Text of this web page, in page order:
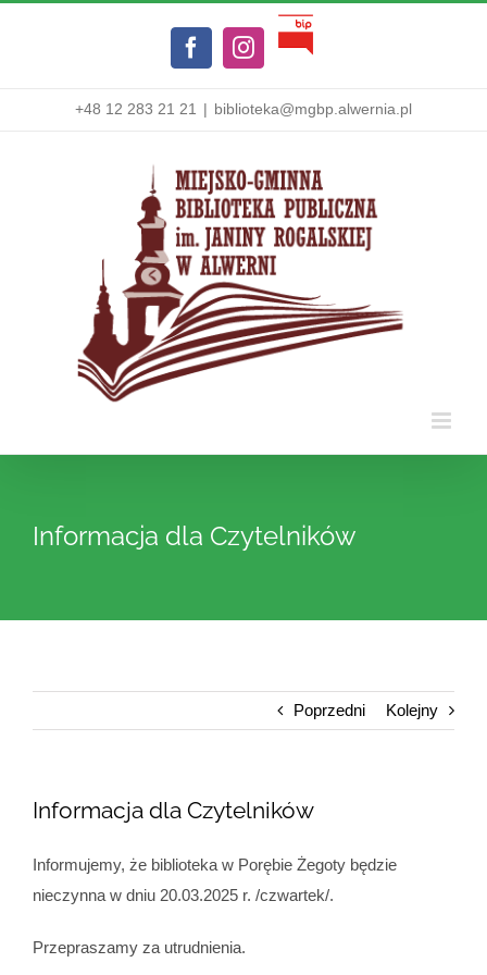
FacebookInstagram
Biuletyn
+48 12 283 21 21 | biblioteka@mgbp.alwernia.pl
Informacja dla Czytelników
Poprzedni Kolejny
Informacja dla Czytelników
Informujemy, że biblioteka w Porębie Żegoty będzie
nieczynna w dniu 20.03.2025 r. /czwartek/.
Przepraszamy za utrudnienia.